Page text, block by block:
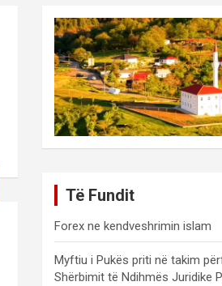
Të Fundit
Forex ne kendveshrimin islam
Myftiu i Pukës priti në takim
Shërbimit të Ndihmës Juridike